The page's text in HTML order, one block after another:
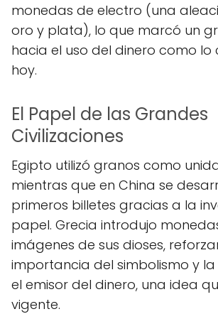
monedas de electro (una
oro y plata), lo que marcó un
hacia el uso del dinero como lo
hoy.
El Papel de las Grandes
Civilizaciones
Egipto utilizó granos como
mientras que en China se
primeros billetes gracias a la
papel. Grecia introdujo
imágenes de sus dioses,
importancia del simbolismo y
el emisor del dinero, una idea
vigente.